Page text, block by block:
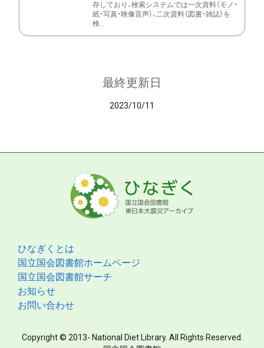
存しており、検索システムでは一次資料（モノ・
紙・写真・映像音声）、二次資料（図書・雑誌）を
検...
最終更新日
2023/10/11
ひなぎくとは
国立国会図書館ホームページ
国立国会図書館サーチ
お知らせ
お問い合わせ
Copyright © 2013- National Diet Library. All Rights Reserved.